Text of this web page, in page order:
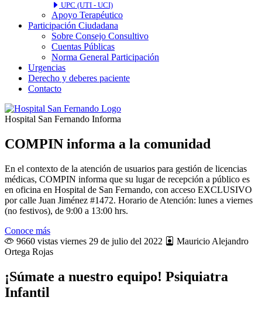
UPC (UTI - UCI)
Apoyo Terapéutico
Participación Ciudadana
Sobre Consejo Consultivo
Cuentas Públicas
Norma General Participación
Urgencias
Derecho y deberes paciente
Contacto
Hospital San Fernando Informa
COMPIN informa a la comunidad
En el contexto de la atención de usuarios para gestión de licencias
médicas, COMPIN informa que su lugar de recepción a público es
en oficina en Hospital de San Fernando, con acceso EXCLUSIVO
por calle Juan Jiménez #1472. Horario de Atención: lunes a viernes
(no festivos), de 9:00 a 13:00 hrs.
Conoce más
9660 vistas viernes 29 de julio del 2022
Mauricio Alejandro
Ortega Rojas
¡Súmate a nuestro equipo! Psiquiatra
Infantil